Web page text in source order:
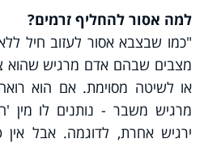
למה אסור להחליף זרמים?
"כמו שבצבא אסור לעזוב חיל
מצבים שבהם אדם מרגיש שהוא
או לשיטה מסוימת. אם הוא
מרגיש משבר - נותנים לו מין
ירגיש אחרת, לדוגמה. אבל